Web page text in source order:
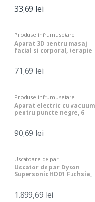
33,69 lei
Produse infrumusetare
Aparat 3D pentru masaj
facial si corporal, terapie
71,69 lei
Produse infrumusetare
Aparat electric cu vacuum
pentru puncte negre, 6
90,69 lei
Uscatoare de par
Uscator de par Dyson
Supersonic HD01 Fuchsia,
1.899,69 lei